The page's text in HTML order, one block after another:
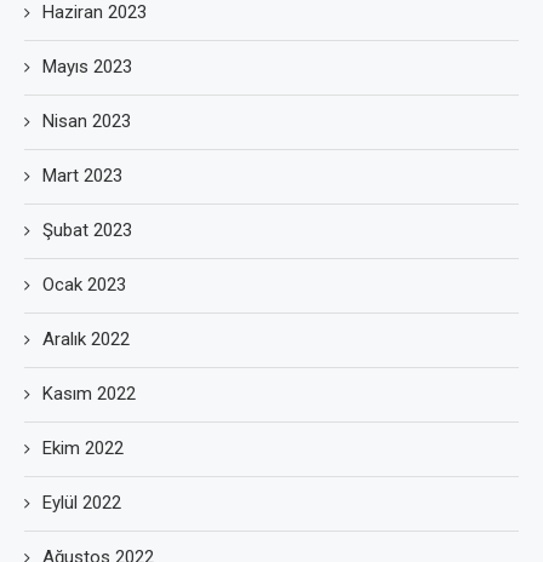
Haziran 2023
Mayıs 2023
Nisan 2023
Mart 2023
Şubat 2023
Ocak 2023
Aralık 2022
Kasım 2022
Ekim 2022
Eylül 2022
Ağustos 2022